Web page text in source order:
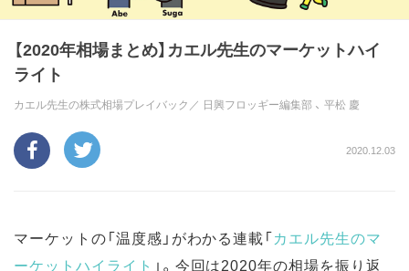
【2020年相場まとめ】カエル先生のマーケットハイ
ライト
カエル先生の株式相場プレイバック／ 日興フロッギー編集部 、 平松 慶
2020.12.03
マーケットの「温度感」がわかる連載「カエル先生のマ
ーケットハイライト 」。今回は2020年の相場を振り返